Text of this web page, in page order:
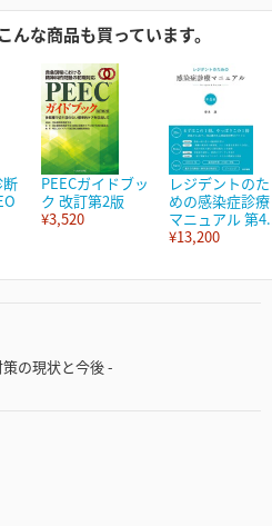
な商品も買っています。
PEECガイドブッ
ク 改訂第2版
¥3,520
レジデントのた
めの感染症診療
マニュアル 第
¥13,200
の現状と今後 -